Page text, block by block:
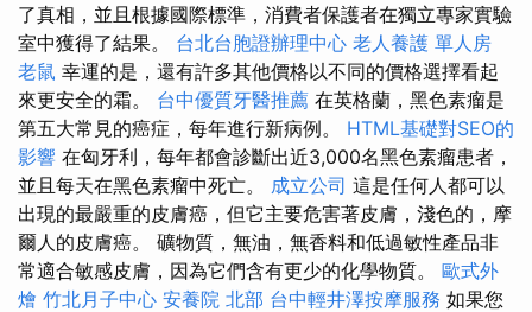
了真相，並且根據國際標準，消費者保護者在獨立專家實驗
室中獲得了結果。 台北台胞證辦理中心 老人養護 單人房
老鼠 幸運的是，還有許多其他價格以不同的價格選擇看起
來更安全的霜。 台中優質牙醫推薦 在英格蘭，黑色素瘤是
第五大常見的癌症，每年進行新病例。 HTML基礎對SEO的
影響 在匈牙利，每年都會診斷出近3,000名黑色素瘤患者，
並且每天在黑色素瘤中死亡。 成立公司 這是任何人都可以
出現的最嚴重的皮膚癌，但它主要危害著皮膚，淺色的，摩
爾人的皮膚癌。 礦物質，無油，無香料和低過敏性產品非
常適合敏感皮膚，因為它們含有更少的化學物質。 歐式外
燴 竹北月子中心 安養院 北部 台中輕井澤按摩服務 如果您